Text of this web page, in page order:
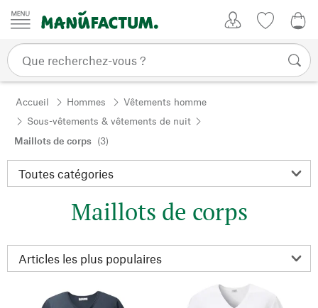
Passer au contenu
Accueil Hommes
Vêtements homme
Sous-vêtements & vêtements de nuit
Maillots de corps (3)
Maillots de corps